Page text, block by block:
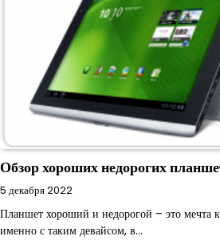
Обзор хороших недорогих
5 декабря 2022
Планшет хороший и недорогой – это мечта
именно с таким девайсом, в…